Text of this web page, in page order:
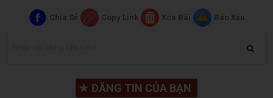
Chia Sẻ Copy Link Xóa Bài Báo Xấu
★ ĐĂNG TIN CỦA BẠN